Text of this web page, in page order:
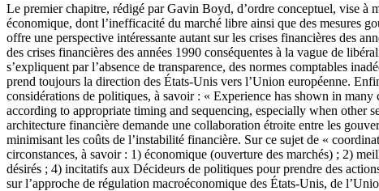
Le premier chapitre, rédigé par Gavin Boyd, d’ordre conceptuel, vise à
économique, dont l’inefficacité du marché libre ainsi que des mesures
offre une perspective intéressante autant sur les crises financières des
des crises financières des années 1990 conséquentes à la vague de
s’expliquent par l’absence de transparence, des normes comptables
prend toujours la direction des États-Unis vers l’Union européenne.
considérations de politiques, à savoir : « Experience has shown in
according to appropriate timing and sequencing, especially when other
architecture financière demande une collaboration étroite entre les
minimisant les coûts de l’instabilité financière. Sur ce sujet de «
circonstances, à savoir : 1) économique (ouverture des marchés) ; 2)
désirés ; 4) incitatifs aux Décideurs de politiques pour prendre des
sur l’approche de régulation macroéconomique des États-Unis, de